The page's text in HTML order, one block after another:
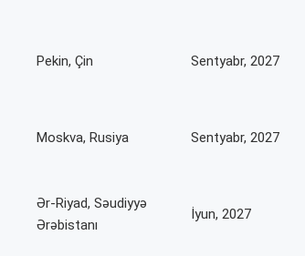
Pekin, Çin Sentyabr, 2027
Moskva, Rusiya Sentyabr, 2027
Ər-Riyad, Səudiyyə
Ərəbistanı
İyun, 2027